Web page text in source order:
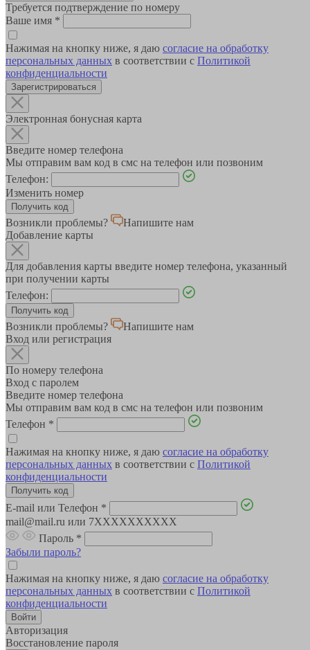
Требуется подтверждение по номеру
Ваше имя *
Нажимая на кнопку ниже, я даю согласие на обработку
персональных данных в соответствии с Политикой
конфиденциальности
Зарегистрироваться
Электронная бонусная карта
Введите номер телефона
Мы отправим вам код в смс на телефон или позвоним
Телефон:
Изменить номер
Возникли проблемы?
Напишите нам
Добавление карты
Для добавления карты введите номер телефона, указанный
при получении карты
Телефон:
Возникли проблемы?
Напишите нам
Вход или регистрация
По номеру телефона
Вход с паролем
Введите номер телефона
Мы отправим вам код в смс на телефон или позвоним
Телефон *
Нажимая на кнопку ниже, я даю согласие на обработку
персональных данных в соответствии с Политикой
конфиденциальности
E-mail или Телефон *
mail@mail.ru или 7XXXXXXXXXX
Пароль *
Забыли пароль?
Нажимая на кнопку ниже, я даю согласие на обработку
персональных данных в соответствии с Политикой
конфиденциальности
Авторизация
Восстановление пароля